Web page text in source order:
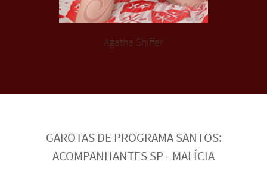
Agatha Shiffer
GAROTAS DE PROGRAMA SANTOS:
ACOMPANHANTES SP - MALÍCIA